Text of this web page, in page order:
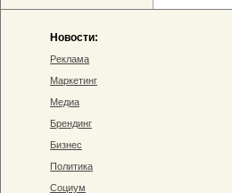
Новости:
Реклама
Маркетинг
Медиа
Брендинг
Бизнес
Политика
Социум